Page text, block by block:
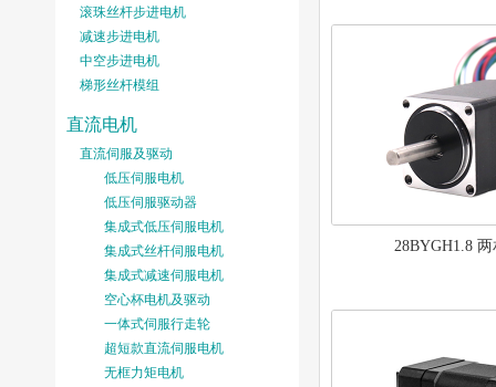
滚珠丝杆步进电机
减速步进电机
中空步进电机
梯形丝杆模组
直流电机
直流伺服及驱动
低压伺服电机
低压伺服驱动器
集成式低压伺服电机
集成式丝杆伺服电机
集成式减速伺服电机
空心杯电机及驱动
一体式伺服行走轮
超短款直流伺服电机
无框力矩电机
28BYGH1.8